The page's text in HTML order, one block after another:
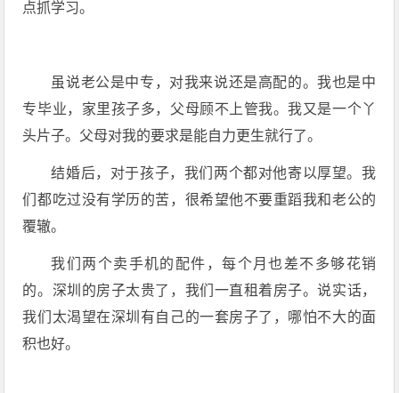
点抓学习。
虽说老公是中专，对我来说还是高配的。我也是中
专毕业，家里孩子多，父母顾不上管我。我又是一个丫
头片子。父母对我的要求是能自力更生就行了。
结婚后，对于孩子，我们两个都对他寄以厚望。我
们都吃过没有学历的苦，很希望他不要重蹈我和老公的
覆辙。
我们两个卖手机的配件，每个月也差不多够花销
的。深圳的房子太贵了，我们一直租着房子。说实话，
我们太渴望在深圳有自己的一套房子了，哪怕不大的面
积也好。